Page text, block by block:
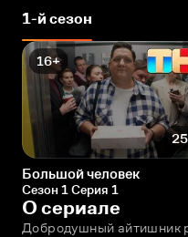
1-й сезон
16+
Большой человек
Сезон 1 Серия 1
О сериале
Добродушный айтишник